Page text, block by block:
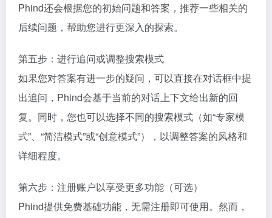
Phind还会根据您的初始问题和答案，推荐一些相关的
后续问题，帮助您进行更深入的探索。
第五步：进行追问或调整搜索模式
如果您对答案有进一步的疑问，可以直接在对话框中提
出追问，Phind会基于当前的对话上下文给出新的回
复。同时，您也可以选择不同的搜索模式（如“专家模
式”、“简洁模式”或“创意模式”），以调整答案的风格和
详细程度。
第六步：注册账户以享受更多功能（可选）
Phind提供免费基础功能，无需注册即可使用。然而，